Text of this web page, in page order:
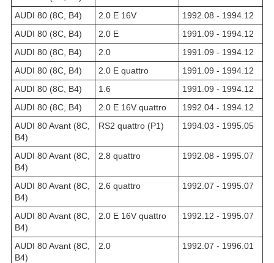
AUDI 80 (8C, B4)
2.0 E 16V
1992.08 - 1994.12
AUDI 80 (8C, B4)
2.0 E
1991.09 - 1994.12
AUDI 80 (8C, B4)
2.0
1991.09 - 1994.12
AUDI 80 (8C, B4)
2.0 E quattro
1991.09 - 1994.12
AUDI 80 (8C, B4)
1.6
1991.09 - 1994.12
AUDI 80 (8C, B4)
2.0 E 16V quattro
1992.04 - 1994.12
AUDI 80 Avant (8C,
B4)
RS2 quattro (P1) 1994.03 - 1995.05
AUDI 80 Avant (8C,
B4)
2.8 quattro 1992.08 - 1995.07
AUDI 80 Avant (8C,
B4)
2.6 quattro 1992.07 - 1995.07
AUDI 80 Avant (8C,
B4)
2.0 E 16V quattro 1992.12 - 1995.07
AUDI 80 Avant (8C,
B4)
2.0 1992.07 - 1996.01